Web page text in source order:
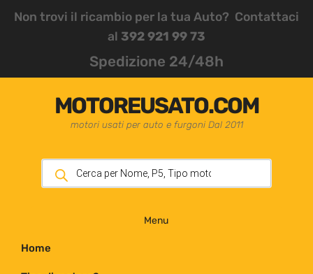
Non trovi il ricambio per la tua Auto? Contattaci
al 392 921 99 73
Spedizione 24/48h
MOTOREUSATO.COM
motori usati per auto e furgoni Dal 2011
Menu
Home